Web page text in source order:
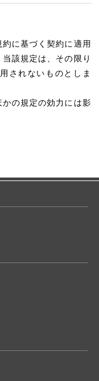
に基づく契約に適用
該規定は、その限り
されないものとしま
の規定の効力には影